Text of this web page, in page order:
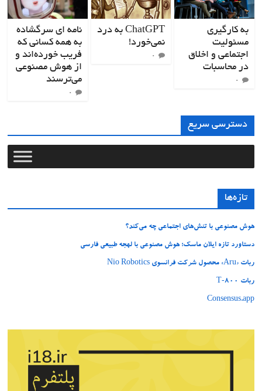
به کارگیری
مسئولیت
اجتماعی و اخلاق
در محاسبات
۰
ChatGPT به درد
نمی‌خورد!
۰
نامه ای سرگشاده
به همه کسانی که
فریب خورده‌اند و
از هوش مصنوعی
می‌ترسند
۰
دسترسی سریع
تازه‌ها
هوش مصنوعی با تنش‌های اجتماعی چه می‌کند؟
دستاورد تازه ایلان ماسک؛ هوش مصنوعی با لهجه طبیعی فارسی
ربات «Aru» محصول شرکت فرانسوی Nio Robotics
ربات T‑800
Consensus.app